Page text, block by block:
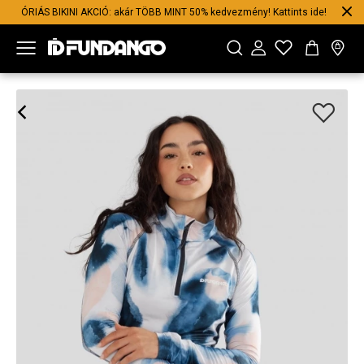
ÓRIÁS BIKINI AKCIÓ: akár TÖBB MINT 50% kedvezmény! Kattints ide!